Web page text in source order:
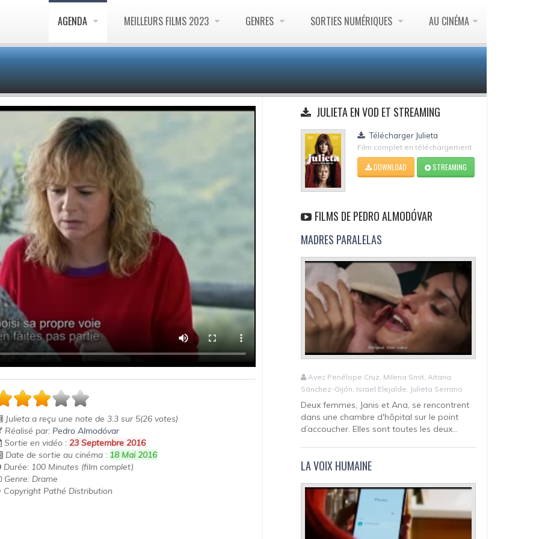
AGENDA MEILLEURS FILMS 2023 GENRES SORTIES NUMÉRIQUES AU CINÉMA
Julieta a reçu une note de3.3 sur 5(26 votes)
Réalisé par: Pedro Almodóvar
Sortie en vidéo : 23 Septembre 2016
Date de sortie au cinéma : 18 Mai 2016
Durée: 100 Minutes (film complet)
Genre: Drame
Pathé Distribution
JULIETA EN VOD ET STREAMING
Télécharger Julieta
Film complet en téléchargement
DOWNLOAD STREAMING
FILMS DE PEDRO ALMODÓVAR
MADRES PARALELAS
Avec Penélope Cruz, Milena Smit, Aitana
Sánchez-Gijón, Israel Elejalde, Julieta Serrano
Deux femmes, Janis et Ana, se rencontrent
dans une chambre d'hôpital sur le point
d’accoucher. Elles sont toutes les deux...
LA VOIX HUMAINE